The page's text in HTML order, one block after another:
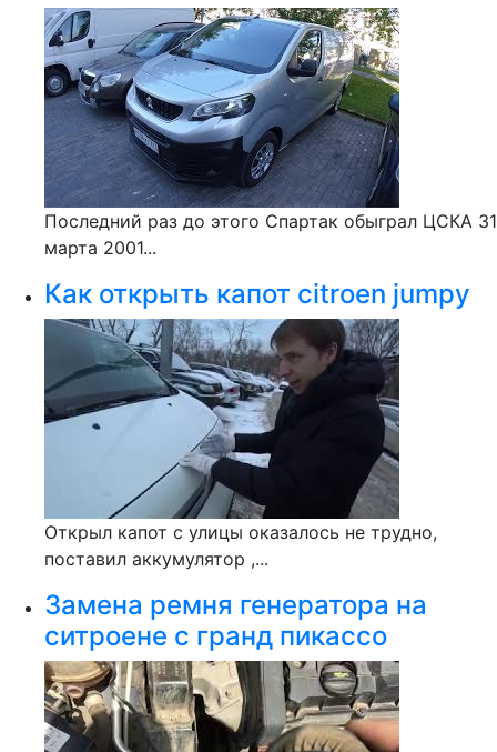
Последний раз до этого Спартак обыграл ЦСКА 31
марта 2001...
Как открыть капот citroen jumpy
Открыл капот с улицы оказалось не трудно,
поставил аккумулятор ,...
Замена ремня генератора на
ситроене с гранд пикассо